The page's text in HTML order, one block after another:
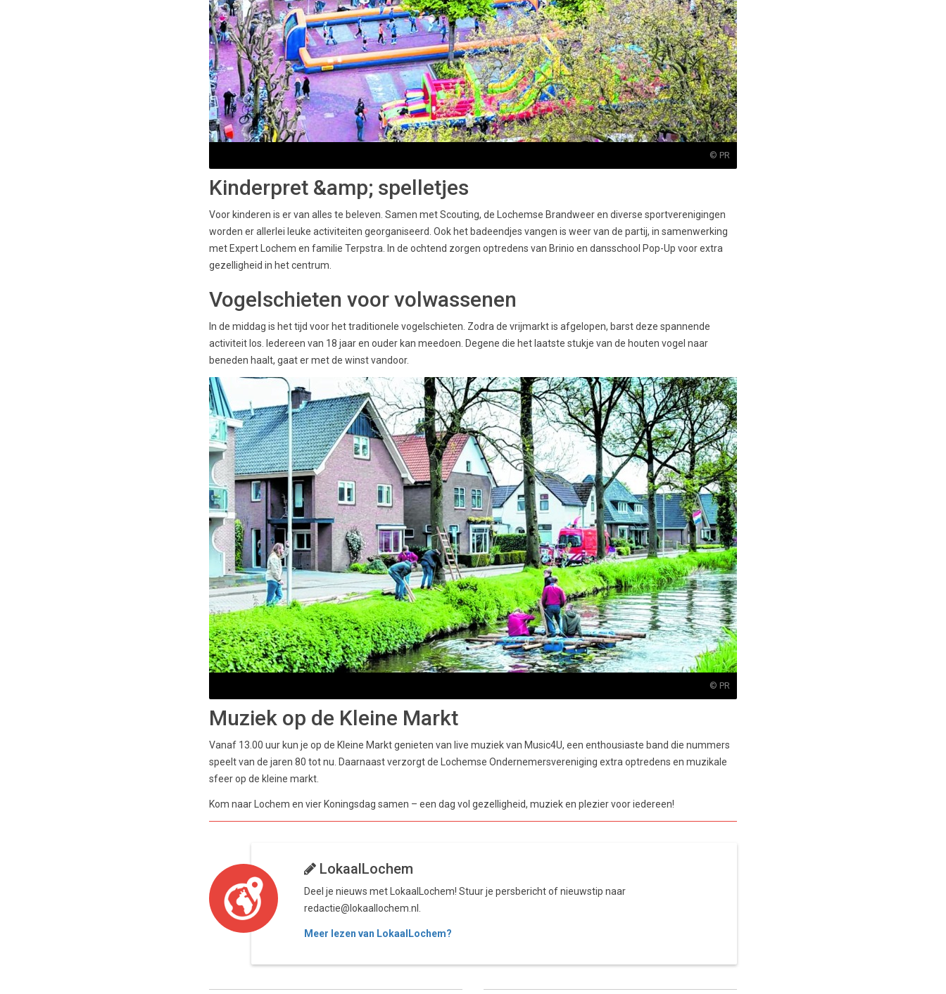
© PR
Kinderpret &amp; spelletjes
Voor kinderen is er van alles te beleven. Samen met Scouting, de Lochemse Brandweer en diverse sportverenigingen
worden er allerlei leuke activiteiten georganiseerd. Ook het badeendjes vangen is weer van de partij, in samenwerking
met Expert Lochem en familie Terpstra. In de ochtend zorgen optredens van Brinio en dansschool Pop-Up voor extra
gezelligheid in het centrum.
Vogelschieten voor volwassenen
In de middag is het tijd voor het traditionele vogelschieten. Zodra de vrijmarkt is afgelopen, barst deze spannende
activiteit los. Iedereen van 18 jaar en ouder kan meedoen. Degene die het laatste stukje van de houten vogel naar
beneden haalt, gaat er met de winst vandoor.
© PR
Muziek op de Kleine Markt
Vanaf 13.00 uur kun je op de Kleine Markt genieten van live muziek van Music4U, een enthousiaste band die nummers
speelt van de jaren 80 tot nu. Daarnaast verzorgt de Lochemse Ondernemersvereniging extra optredens en muzikale
sfeer op de kleine markt.
Kom naar Lochem en vier Koningsdag samen – een dag vol gezelligheid, muziek en plezier voor iedereen!
LokaalLochem
Deel je nieuws met LokaalLochem! Stuur je persbericht of nieuwstip naar
redactie@lokaallochem.nl.
Meer lezen van LokaalLochem?